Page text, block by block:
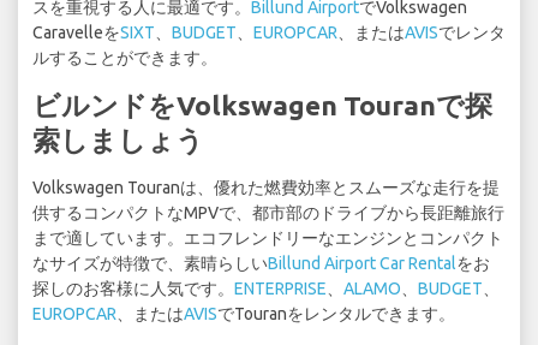
スを重視する人に最適です。 Billund AirportでVolkswagen
CaravelleをSIXT BUDGET EUROPCAR 、またはAVISでレンタ
ルすることができます。
ビルンドをVolkswagen Touranで探
索しましょう
Volkswagen Touranは、優れた燃費効率とスムーズな走行を提
供するコンパクトなMPVで、都市部のドライブから長距離旅行
まで適しています。エコフレンドリーなエンジンとコンパクト
なサイズが特徴で、素晴らしいBillund Airport Car Rentalをお
探しのお客様に人気です。 ENTERPRISE ALAMO BUDGET
EUROPCAR 、またはAVISでTouranをレンタルできます。